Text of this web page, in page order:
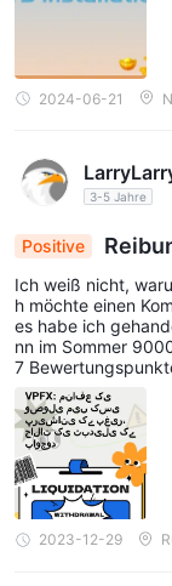
2024-06-21
3-5 Jahre
Positive
nstiger
ere Bewertung
Ich weiß nicht,
h möchte einen
es habe ich
nn im Sommer
7
es für mich
assen, ABER sie
gehoben.
2023-12-29